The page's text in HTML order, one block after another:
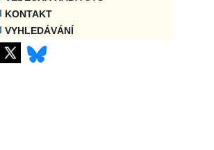
KONTAKT
VYHLEDÁVÁNÍ